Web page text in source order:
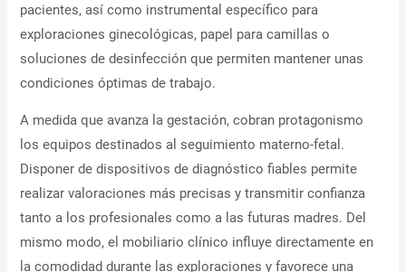
pacientes, así como instrumental específico para
exploraciones ginecológicas, papel para camillas o
soluciones de desinfección que permiten mantener unas
condiciones óptimas de trabajo.
A medida que avanza la gestación, cobran protagonismo
los equipos destinados al seguimiento materno-fetal.
Disponer de dispositivos de diagnóstico fiables permite
realizar valoraciones más precisas y transmitir confianza
tanto a los profesionales como a las futuras madres. Del
mismo modo, el mobiliario clínico influye directamente en
la comodidad durante las exploraciones y favorece una